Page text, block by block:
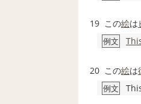
19 この絵は
例文
20 この絵は
例文